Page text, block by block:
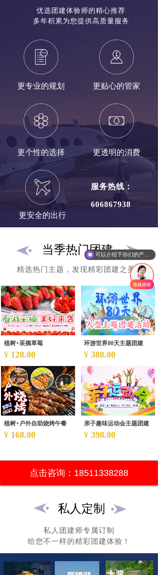
优选团建体验师的精心推荐
多年积累为您提供高质量服务
更专业的规划 更贴心的管家
更透明的消费
更安全的出行
更个性的选择
服务热线：
606867938
当季热门团建
精选热门主题，发现精彩团建之美！
植树+采摘草莓
¥ 128.00
环游世界80天主题团建
¥ 388.00
植树+户外自助烧烤午餐
¥ 168.00
亲子趣味运动会主题团建
¥ 398.00
点击咨询：18511338288
私人团建师专属订制
给您不一样的精彩团建体验！
私人定制
可以介绍下你们的产品么